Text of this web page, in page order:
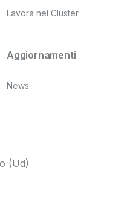
Lavora nel Cluster
Aggiornamenti
News
(Ud)